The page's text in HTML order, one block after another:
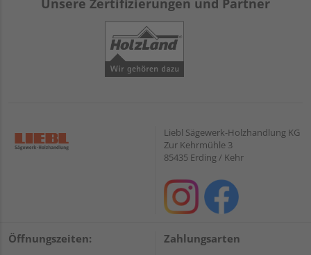
Unsere Zertifizierungen und Partner
Liebl Sägewerk-Holzhandlung KG
Zur Kehrmühle 3
85435 Erding / Kehr
Öffnungszeiten: Zahlungsarten